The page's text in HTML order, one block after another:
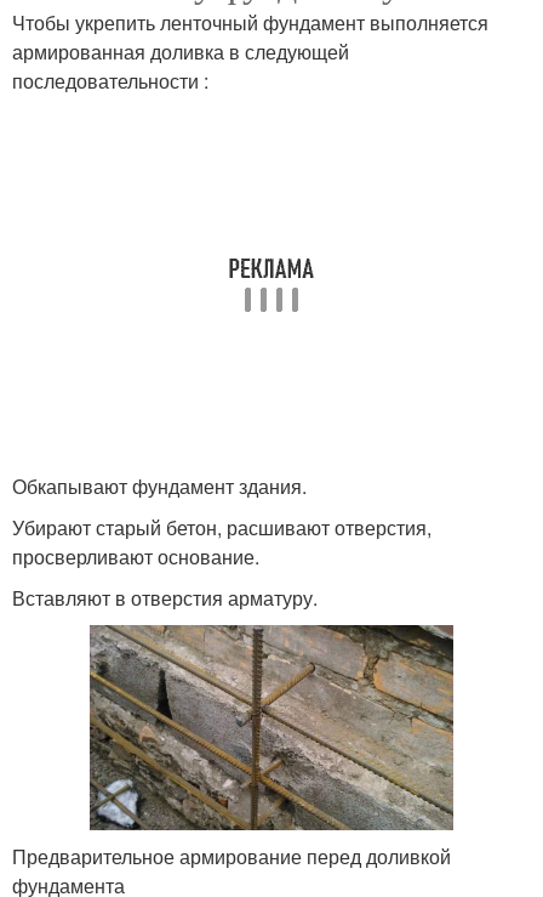
Чтобы укрепить ленточный фундамент выполняется
армированная доливка в следующей
последовательности :
Обкапывают фундамент здания.
Убирают старый бетон, расшивают отверстия,
просверливают основание.
Вставляют в отверстия арматуру.
Предварительное армирование перед доливкой
фундамента